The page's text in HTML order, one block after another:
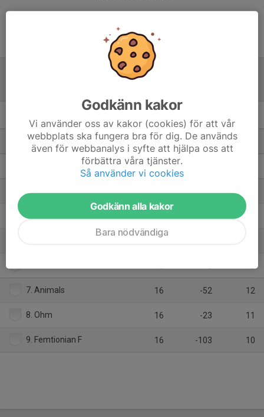
Div 2 S Götaland (2) - 25/26 M +/-
1. Full House F1 16 97
16
3. Frigg 16 31
4. Hovet 16 -6
16 -13 13
7. Animals 16 -52 12
8. Ohm 16 -23 11
9. Femtionian F 16 -103 10
Godkänn kakor
Vi använder oss av kakor (cookies) för att vår
webbplats ska fungera bra för dig. De används
även för webbanalys i syfte att hjälpa oss att
förbättra våra tjänster.
Så använder vi cookies
Godkänn alla kakor
Bara nödvändiga